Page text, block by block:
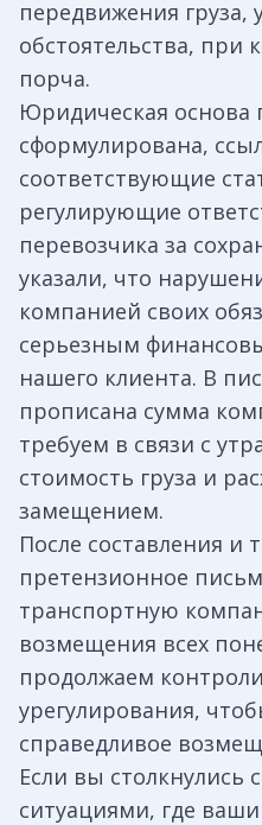
передвижения груза,
обстоятельства, при
порча.
Юридическая основа
сформулирована,
соответствующие
регулирующие
перевозчика за
указали, что
компанией своих
серьезным
нашего клиента. В
прописана сумма
требуем в связи с
стоимость груза и
замещением.
После составления и
претензионное
транспортную
возмещения всех
продолжаем
урегулирования,
справедливое
Если вы столкнулись
ситуациями, где